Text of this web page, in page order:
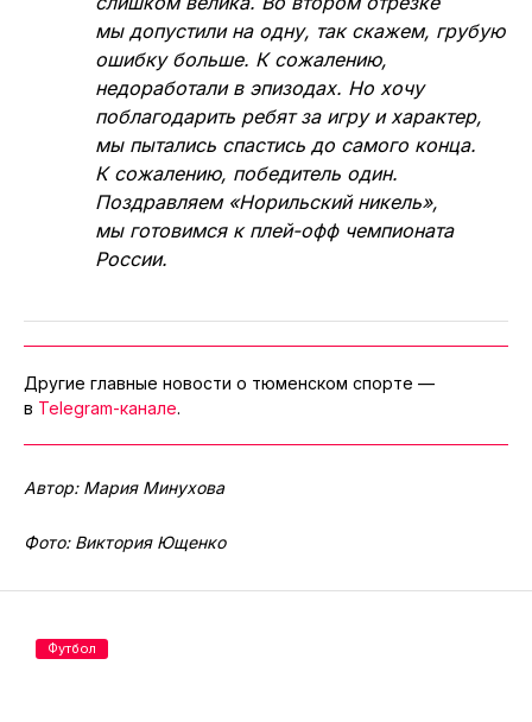
мы допустили на одну, так скажем, грубую
ошибку больше. К сожалению,
недоработали в эпизодах. Но хочу
поблагодарить ребят за игру и характер,
мы пытались спастись до самого конца.
К сожалению, победитель один.
Поздравляем «Норильский никель»,
мы готовимся к плей-офф чемпионата
России.
Другие главные новости о тюменском спорте —
в Telegram-канале.
Автор: Мария Минухова
Фото: Виктория Ющенко
Футбол